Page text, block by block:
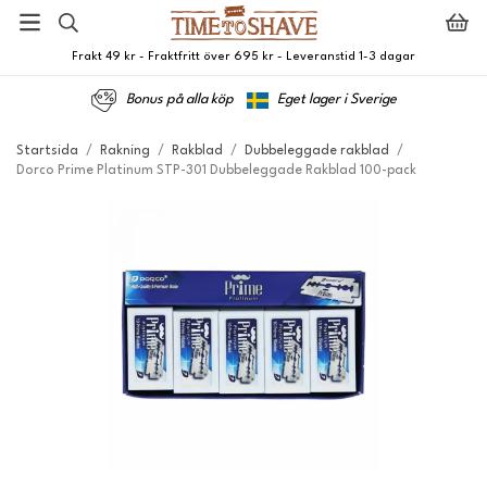
Frakt 49 kr - Fraktfritt över 695 kr - Leveranstid 1-3 dagar
Bonus på alla köp Eget lager i Sverige
Startsida / Rakning / Rakblad / Dubbeleggade rakblad
/
Dorco Prime Platinum STP-301 Dubbeleggade Rakblad 100-pack